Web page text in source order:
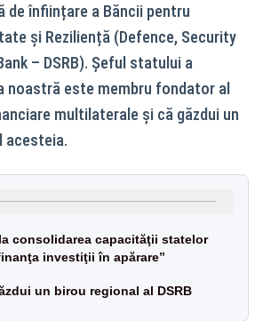
de înființare a Băncii pentru
și Reziliență (Defence, Security
– DSRB). Șeful statului a
noastră este membru fondator al
multilaterale și că găzdui un
acesteia.
consolidarea capacităţii statelor
investiţii în apărare”
un birou regional al DSRB